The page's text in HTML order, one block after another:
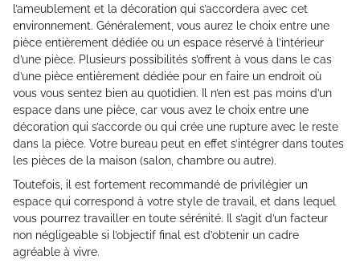
l’ameublement et la décoration qui s’accordera avec cet
environnement. Généralement, vous aurez le choix entre une
pièce entièrement dédiée ou un espace réservé à l’intérieur
d’une pièce. Plusieurs possibilités s’offrent à vous dans le cas
d’une pièce entièrement dédiée pour en faire un endroit où
vous vous sentez bien au quotidien. Il n’en est pas moins d’un
espace dans une pièce, car vous avez le choix entre une
décoration qui s’accorde ou qui crée une rupture avec le reste
dans la pièce. Votre bureau peut en effet s’intégrer dans toutes
les pièces de la maison (salon, chambre ou autre).
Toutefois, il est fortement recommandé de privilégier un
espace qui correspond à votre style de travail, et dans lequel
vous pourrez travailler en toute sérénité. Il s’agit d’un facteur
non négligeable si l’objectif final est d’obtenir un cadre
agréable à vivre.